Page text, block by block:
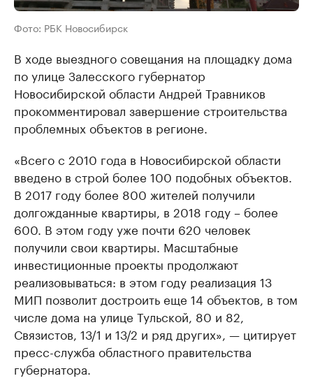
Фото: РБК Новосибирск
В ходе выездного совещания на площадку дома
по улице Залесского губернатор
Новосибирской области Андрей Травников
прокомментировал завершение строительства
проблемных объектов в регионе.
«Всего с 2010 года в Новосибирской области
введено в строй более 100 подобных объектов.
В 2017 году более 800 жителей получили
долгожданные квартиры, в 2018 году – более
600. В этом году уже почти 620 человек
получили свои квартиры. Масштабные
инвестиционные проекты продолжают
реализовываться: в этом году реализация 13
МИП позволит достроить еще 14 объектов, в том
числе дома на улице Тульской, 80 и 82,
Связистов, 13/1 и 13/2 и ряд других», — цитирует
пресс-служба областного правительства
губернатора.